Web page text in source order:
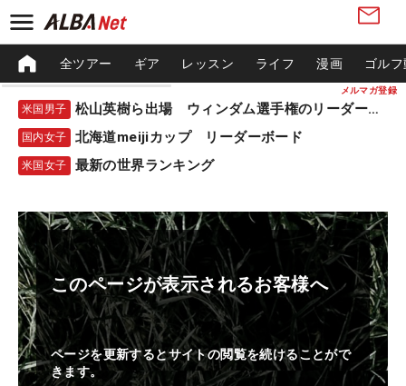
メルマガ登録
全ツアー ギア レッスン ライフ 漫画 ゴル
米国男子 松山英樹ら出場 ウィンダム選手権のリーダーボード
国内女子 北海道meijiカップ リーダーボード
米国女子 最新の世界ランキング
このページが表示されるお客様へ
ページを更新するとサイトの閲覧を続けることがで
きます。